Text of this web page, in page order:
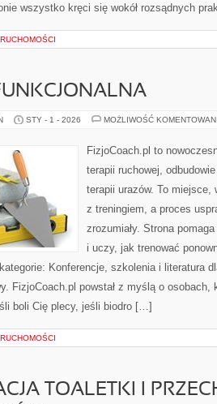
wszystko kręci się wokół rozsądnych
STY - 1 - 2026 MOŻLIWOŚĆ
FizjoCoach.pl to
terapii ruchowej,
terapii urazów. To
z treningiem, a proces
zrozumiały. Strona
i uczy, jak trenować
Konferencje, szkolenia i literatura
FizjoCoach.pl powstał z myślą o osobach,
boli Cię plecy, jeśli biodro […]
TOALETKI I